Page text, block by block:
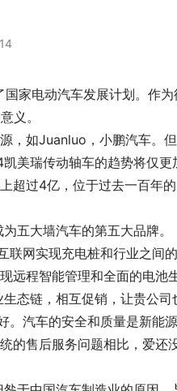
家电动汽车发展计划。作为
义。
，如Juanluo，小鹏汽车。
美瑞传动轴车的趋势将仅更
超过4亿，位于过去一百年
五大墙汽车的第五大品牌。
联网实现充电桩和行业之间
远程智能管理和全面的电池
态链，相互促销，让贵公司
。汽车的安全和质量是新能
的售后服务问题相比，爱还